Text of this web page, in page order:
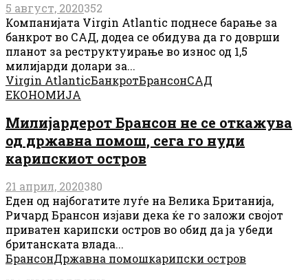
5 август, 2020352
Компанијата Virgin Atlantic поднесе барање за
банкрот во САД, додеа се обидува да го доврши
планот за реструктуирање во износ од 1,5
милијарди долари за...
Virgin AtlanticБанкротБрансонСАД
ЕКОНОМИЈА
Милијардерот Брансон не се откажува
од државна помош, сега го нуди
карипскиот остров
21 април, 2020380
Еден од најбогатите луѓе на Велика Британија,
Ричард Брансон изјави дека ќе го заложи својот
приватен карипски остров во обид да ја убеди
британската влада...
БрансонДржавна помошкарипски остров